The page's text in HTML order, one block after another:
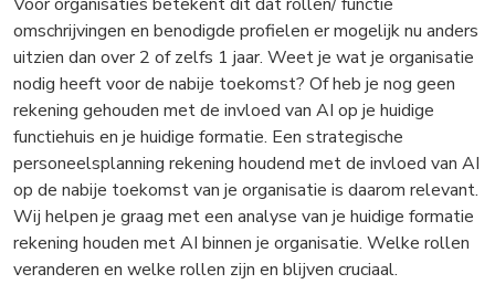
Voor organisaties betekent dit dat rollen/ functie
omschrijvingen en benodigde profielen er mogelijk nu anders
uitzien dan over 2 of zelfs 1 jaar. Weet je wat je organisatie
nodig heeft voor de nabije toekomst? Of heb je nog geen
rekening gehouden met de invloed van AI op je huidige
functiehuis en je huidige formatie. Een strategische
personeelsplanning rekening houdend met de invloed van AI
op de nabije toekomst van je organisatie is daarom relevant.
Wij helpen je graag met een analyse van je huidige formatie
rekening houden met AI binnen je organisatie. Welke rollen
veranderen en welke rollen zijn en blijven cruciaal.